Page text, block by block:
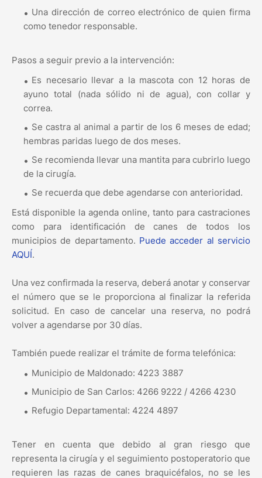
Una dirección de correo electrónico de quien firma
como tenedor responsable.
Pasos a seguir previo a la intervención:
Es necesario llevar a la mascota con 12 horas de
ayuno total (nada sólido ni de agua), con collar y
correa.
Se castra al animal a partir de los 6 meses de edad;
hembras paridas luego de dos meses.
Se recomienda llevar una mantita para cubrirlo luego
de la cirugía.
Se recuerda que debe agendarse con anterioridad.
Está disponible la agenda online, tanto para castraciones
como para identificación de canes de todos los
municipios de departamento. Puede acceder al servicio
AQUÍ.
Una vez confirmada la reserva, deberá anotar y conservar
el número que se le proporciona al finalizar la referida
solicitud. En caso de cancelar una reserva, no podrá
volver a agendarse por 30 días.
También puede realizar el trámite de forma telefónica:
Municipio de Maldonado: 4223 3887
Municipio de San Carlos: 4266 9222 / 4266 4230
Refugio Departamental: 4224 4897
Tener en cuenta que debido al gran riesgo que
representa la cirugía y el seguimiento postoperatorio que
requieren las razas de canes braquicéfalos, no se les